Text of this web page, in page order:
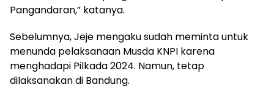
Pangandaran,” katanya.
Sebelumnya, Jeje mengaku sudah meminta untuk
menunda pelaksanaan Musda KNPI karena
menghadapi Pilkada 2024. Namun, tetap
dilaksanakan di Bandung.